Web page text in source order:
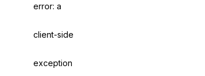
error: a
client-side
exception